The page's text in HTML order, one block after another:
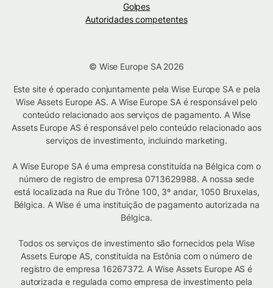
Golpes
Autoridades competentes
© Wise Europe SA 2026
Este site é operado conjuntamente pela Wise Europe SA e pela
Wise Assets Europe AS. A Wise Europe SA é responsável pelo
conteúdo relacionado aos serviços de pagamento. A Wise
Assets Europe AS é responsável pelo conteúdo relacionado aos
serviços de investimento, incluindo marketing.
A Wise Europe SA é uma empresa constituída na Bélgica com o
número de registro de empresa 0713629988. A nossa sede
está localizada na Rue du Trône 100, 3º andar, 1050 Bruxelas,
Bélgica. A Wise é uma instituição de pagamento autorizada na
Bélgica.
Todos os serviços de investimento são fornecidos pela Wise
Assets Europe AS, constituída na Estônia com o número de
registro de empresa 16267372. A Wise Assets Europe AS é
autorizada e regulada como empresa de investimento pela